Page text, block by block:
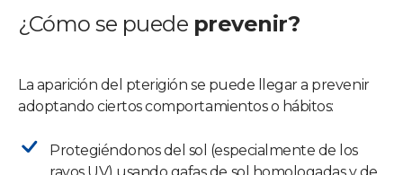
¿Cómo se puede prevenir?
La aparición del pterigión se puede llegar a prevenir
adoptando ciertos comportamientos o hábitos:
Protegiéndonos del sol (especialmente de los